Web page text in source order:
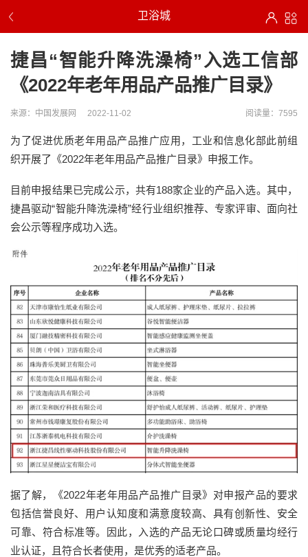
卫浴城
捷昌“智能升降洗澡椅”入选工信部
《2022年老年用品产品推广目录》
来源：中国发展网 2022-11-02 阅读量：7595
为了促进优质老年用品产品推广应用，工业和信息化部此前组
织开展了《2022年老年用品产品推广目录》申报工作。
目前申报结果已完成公示，共有188家企业的产品入选。其中，
捷昌驱动“智能升降洗澡椅”经行业组织推荐、专家评审、面向社
会公示等程序成功入选。
据了解，《2022年老年用品产品推广目录》对申报产品的要求
包括信誉良好、用户认知度和满意度较高、具有创新性、安全
可靠、符合标准等。因此，入选的产品无论口碑或质量均经行
业认证，且符合长者使用，是优秀的适老产品。